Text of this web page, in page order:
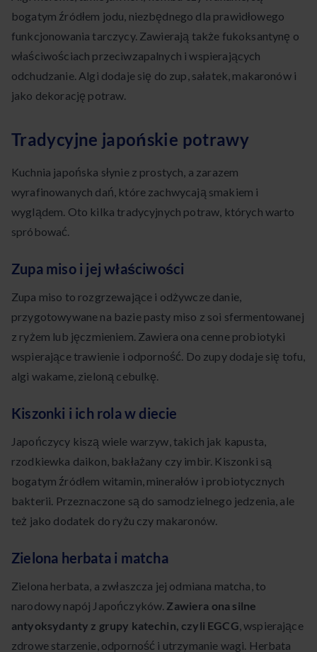
bogatym źródłem jodu, niezbędnego dla prawidłowego
funkcjonowania tarczycy. Zawierają także fukoksantynę o
właściwościach przeciwzapalnych i wspierających
odchudzanie. Algi dodaje się do zup, sałatek, makaronów i
jako dekorację potraw.
Tradycyjne japońskie potrawy
Kuchnia japońska słynie z prostych, a zarazem
wyrafinowanych dań, które zachwycają smakiem i
wyglądem. Oto kilka tradycyjnych potraw, których warto
spróbować.
Zupa miso i jej właściwości
Zupa miso to rozgrzewające i odżywcze danie,
przygotowywane na bazie pasty miso z soi sfermentowanej
z ryżem lub jęczmieniem. Zawiera ona cenne probiotyki
wspierające trawienie i odporność. Do zupy dodaje się tofu,
algi wakame, zieloną cebulkę.
Kiszonki i ich rola w diecie
Japończycy kiszą wiele warzyw, takich jak kapusta,
rzodkiewka daikon, bakłażany czy imbir. Kiszonki są
bogatym źródłem witamin, minerałów i probiotycznych
bakterii. Przeznaczone są do samodzielnego jedzenia, ale
też jako dodatek do ryżu czy makaronów.
Zielona herbata i matcha
Zielona herbata, a zwłaszcza jej odmiana matcha, to
narodowy napój Japończyków. Zawiera ona silne
antyoksydanty z grupy katechin, czyli EGCG, wspierające
zdrowe starzenie, odporność i utrzymanie wagi. Herbata